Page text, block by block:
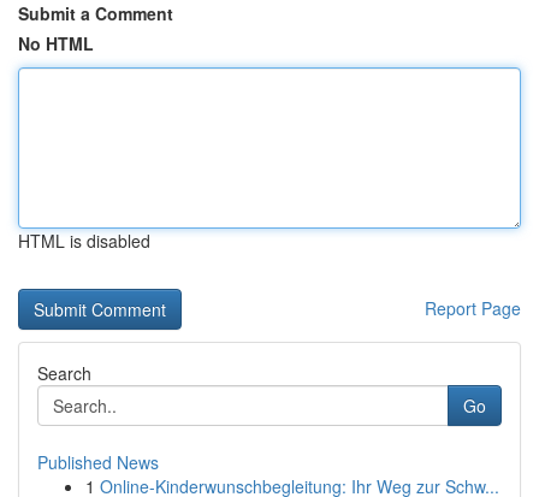
Submit a Comment
No HTML
HTML is disabled
Report Page
Search
Go
Published News
1 Online-Kinderwunschbegleitung: Ihr Weg zur Schw...